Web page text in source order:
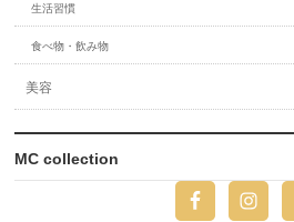
生活習慣
食べ物・飲み物
美容
MC collection